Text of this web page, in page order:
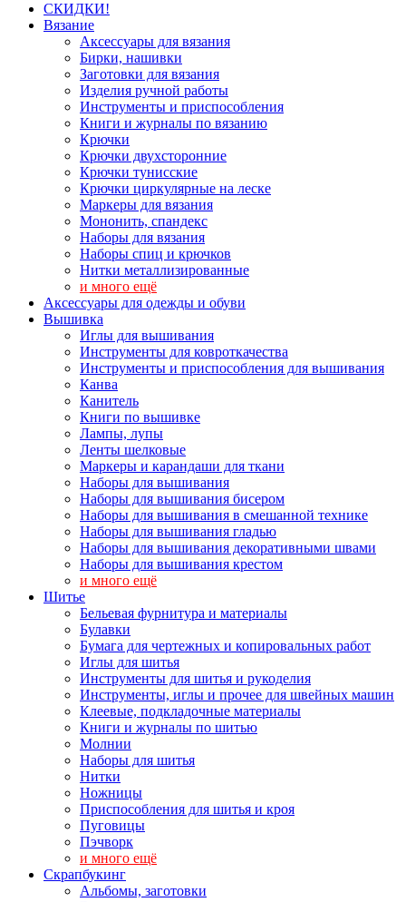
СКИДКИ!
Вязание
Аксессуары для вязания
Бирки, нашивки
Заготовки для вязания
Изделия ручной работы
Инструменты и приспособления
Книги и журналы по вязанию
Крючки
Крючки двухсторонние
Крючки тунисские
Крючки циркулярные на леске
Маркеры для вязания
Мононить, спандекс
Наборы для вязания
Наборы спиц и крючков
Нитки металлизированные
и много ещё
Аксессуары для одежды и обуви
Вышивка
Иглы для вышивания
Инструменты для ковроткачества
Инструменты и приспособления для вышивания
Канва
Канитель
Книги по вышивке
Лампы, лупы
Ленты шелковые
Маркеры и карандаши для ткани
Наборы для вышивания
Наборы для вышивания бисером
Наборы для вышивания в смешанной технике
Наборы для вышивания гладью
Наборы для вышивания декоративными швами
Наборы для вышивания крестом
и много ещё
Шитье
Бельевая фурнитура и материалы
Булавки
Бумага для чертежных и копировальных работ
Иглы для шитья
Инструменты для шитья и рукоделия
Инструменты, иглы и прочее для швейных машин
Клеевые, подкладочные материалы
Книги и журналы по шитью
Молнии
Наборы для шитья
Нитки
Ножницы
Приспособления для шитья и кроя
Пуговицы
Пэчворк
и много ещё
Скрапбукинг
Альбомы, заготовки